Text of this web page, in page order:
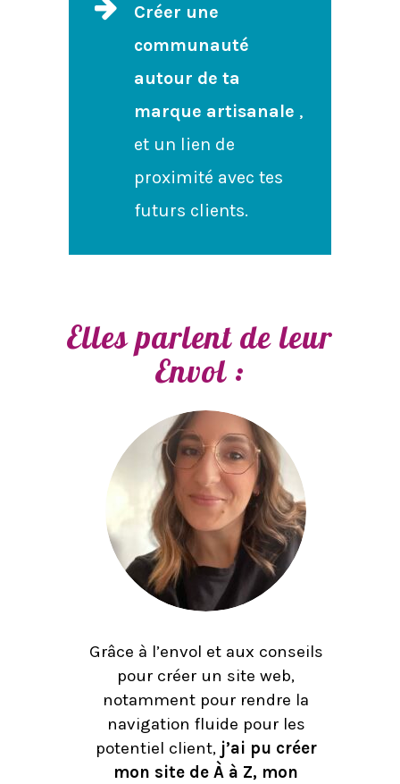
Créer une
communauté
autour de ta
marque artisanale ,
et un lien de
proximité avec tes
futurs clients.
Elles parlent de leur
Envol :
Grâce à l’envol et aux conseils
pour créer un site web,
notamment pour rendre la
navigation fluide pour les
potentiel client, j’ai pu créer
mon site de À à Z, mon